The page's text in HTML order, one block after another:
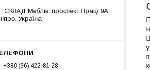
СКЛАД Меблів: проспект Праці 9А,
Україна
+380 (96) 422-81-28